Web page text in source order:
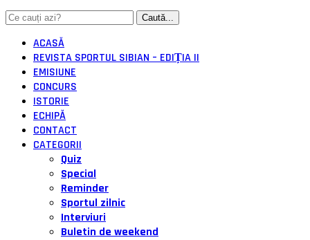
ACASĂ
REVISTA SPORTUL SIBIAN – EDIȚIA II
EMISIUNE
CONCURS
ISTORIE
ECHIPĂ
CONTACT
CATEGORII
Quiz
Special
Reminder
Sportul zilnic
Interviuri
Buletin de weekend